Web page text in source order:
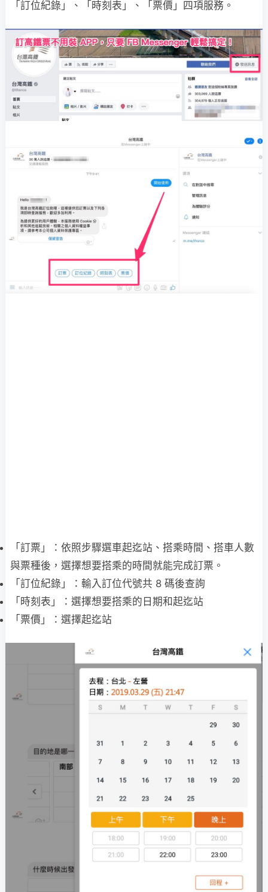
「訂位紀錄」、「時刻表」、「票價」四項服務。
「訂票」：依照步驟選車起迄站、搭乘時間、搭車人數
與票種後，選擇想要搭乘的時間就能完成訂票。
「訂位紀錄」：輸入訂位代號共 8 碼後查詢
「時刻表」：選擇想要搭乘的日期和起迄站
「票價」：選擇起迄站